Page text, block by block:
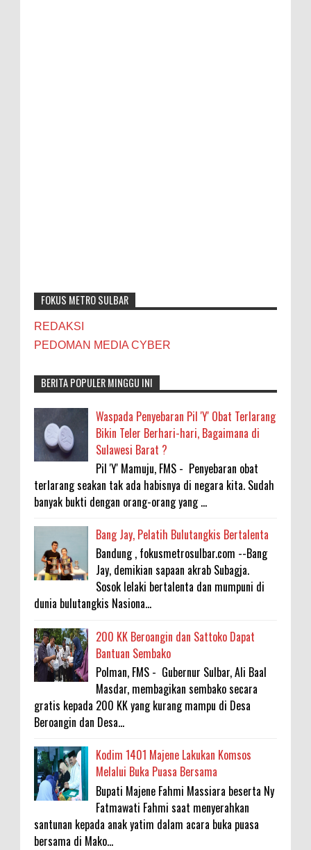
FOKUS METRO SULBAR
REDAKSI
PEDOMAN MEDIA CYBER
BERITA POPULER MINGGU INI
Waspada Penyebaran Pil 'Y' Obat Terlarang
Bikin Teler Berhari-hari, Bagaimana di
Sulawesi Barat ?
Pil 'Y' Mamuju, FMS - Penyebaran obat
terlarang seakan tak ada habisnya di negara kita. Sudah
banyak bukti dengan orang-orang yang ...
Bang Jay, Pelatih Bulutangkis Bertalenta
Bandung , fokusmetrosulbar.com --Bang
Jay, demikian sapaan akrab Subagja.
Sosok lelaki bertalenta dan mumpuni di
dunia bulutangkis Nasiona...
200 KK Beroangin dan Sattoko Dapat
Bantuan Sembako
Polman, FMS - Gubernur Sulbar, Ali Baal
Masdar, membagikan sembako secara
gratis kepada 200 KK yang kurang mampu di Desa
Beroangin dan Desa...
Kodim 1401 Majene Lakukan Komsos
Melalui Buka Puasa Bersama
Bupati Majene Fahmi Massiara beserta Ny
Fatmawati Fahmi saat menyerahkan
santunan kepada anak yatim dalam acara buka puasa
bersama di Mako...